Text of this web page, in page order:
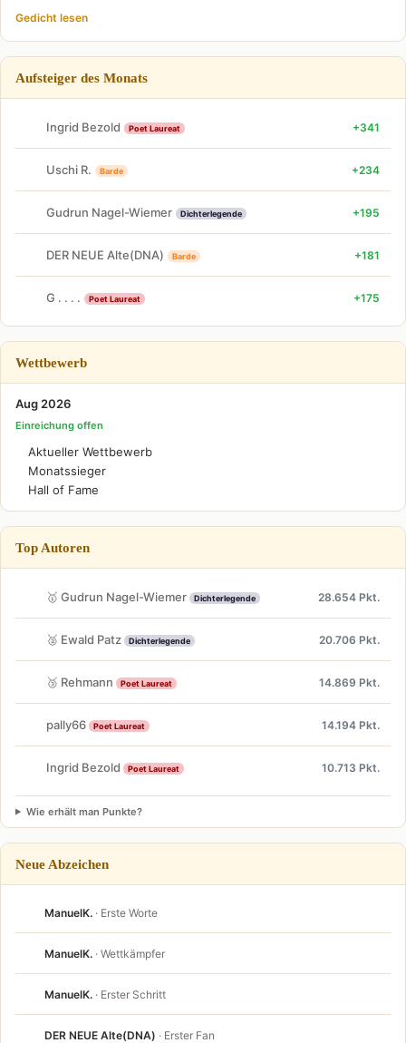
Gedicht lesen
Aufsteiger des Monats
Ingrid Bezold Poet Laureat +341
Uschi R. Barde +234
Gudrun Nagel-Wiemer Dichterlegende +195
DER NEUE Alte(DNA) Barde +181
G . . . . Poet Laureat +175
Wettbewerb
Aug 2026
Einreichung offen
Aktueller Wettbewerb
Monatssieger
Hall of Fame
Top Autoren
🥇 Gudrun Nagel-Wiemer Dichterlegende 28.654 Pkt.
🥈 Ewald Patz Dichterlegende 20.706 Pkt.
🥉 Rehmann Poet Laureat 14.869 Pkt.
pally66 Poet Laureat 14.194 Pkt.
Ingrid Bezold Poet Laureat 10.713 Pkt.
Wie erhält man Punkte?
Neue Abzeichen
ManuelK. · Erste Worte
ManuelK. · Wettkämpfer
ManuelK. · Erster Schritt
DER NEUE Alte(DNA) · Erster Fan